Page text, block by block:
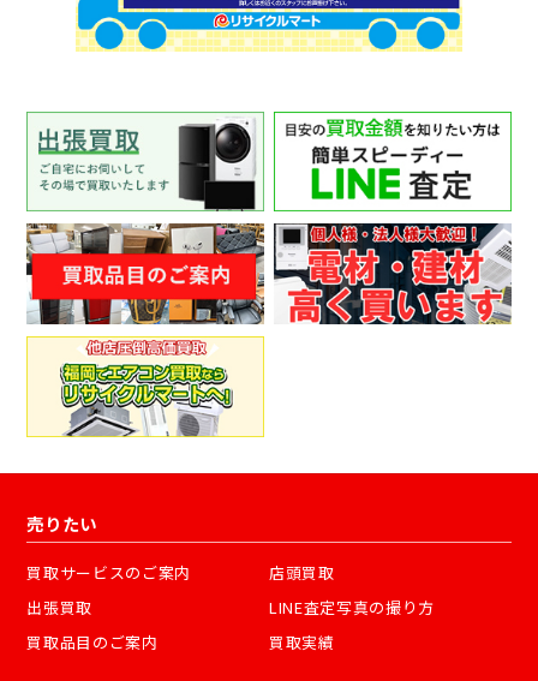
売りたい
買取サービスのご案内
店頭買取
出張買取
LINE査定写真の撮り方
買取品目のご案内
買取実績